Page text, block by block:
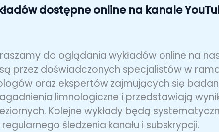
dostępne online na kanale
do oglądania wykładów online na
przez doświadczonych specjalistów w
oraz ekspertów zajmujących się
limnologiczne i przedstawiają
Kolejne wykłady będą
śledzenia kanału i subskrypcji.